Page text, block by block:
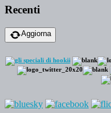
Recenti
Aggiorna